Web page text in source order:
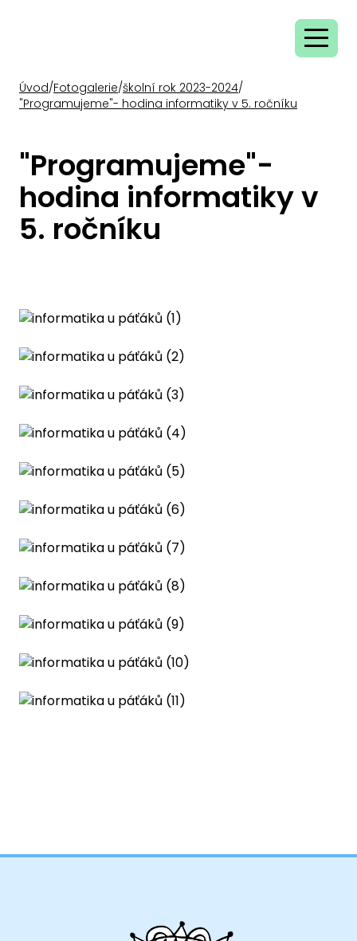
Úvod/Fotogalerie/školní rok 2023-2024/
"Programujeme"- hodina informatiky v 5. ročníku
"Programujeme"-
hodina informatiky v
5. ročníku